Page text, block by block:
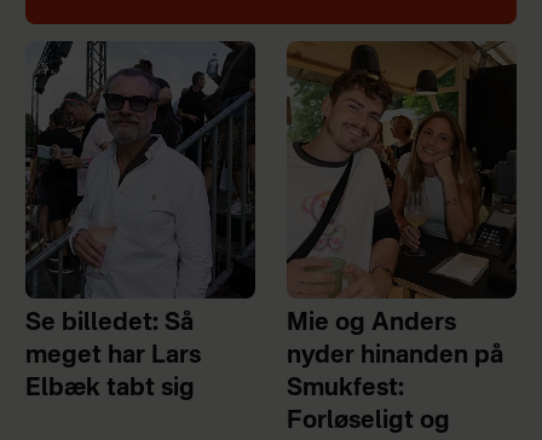
Se billedet: Så
meget har Lars
Elbæk tabt sig
Mie og Anders
nyder hinanden på
Smukfest:
Forløseligt og